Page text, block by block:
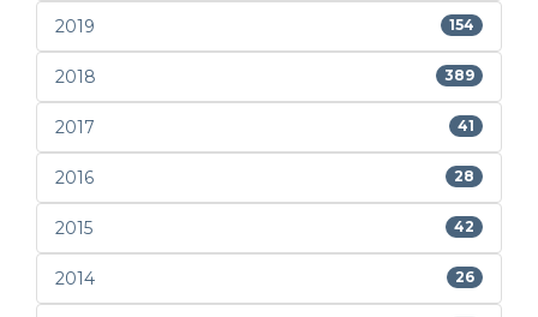
2019 154
2018 389
2017 41
2016 28
2015 42
2014 26